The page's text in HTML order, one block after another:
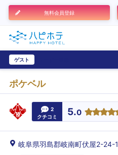
無料会員登録
ゲスト
ポケベル
2
クチコミ
5.0
岐阜県羽島郡岐南町伏屋2-24-1